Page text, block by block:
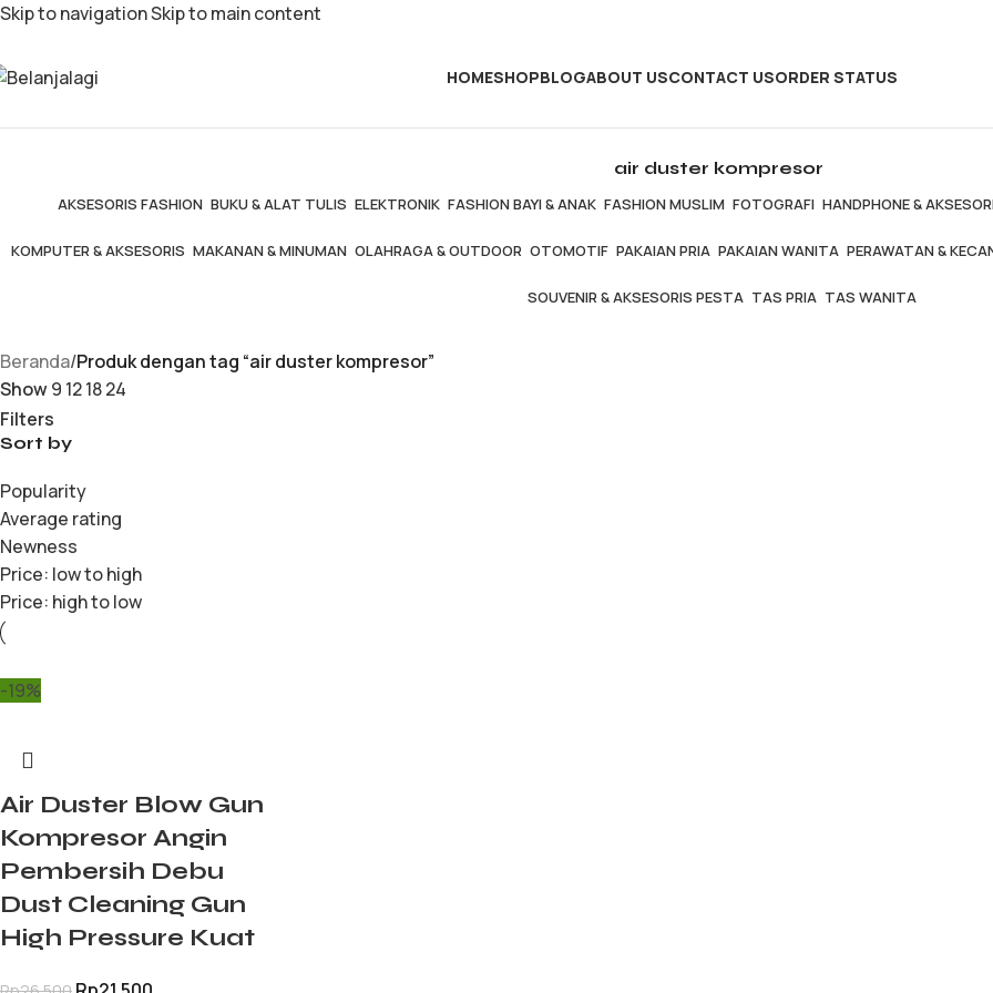
Skip to navigationSkip to main content
HOMESHOPBLOGABOUT USCONTACT USORDER STATUS
air duster kompresor
AKSESORIS FASHION BUKU & ALAT TULIS ELEKTRONIK FASHION BAYI & ANAK FASHION MUSLIM FOTOGRAFI HANDPHONE &
KOMPUTER & AKSESORIS MAKANAN & MINUMAN OLAHRAGA & OUTDOOR OTOMOTIF PAKAIAN PRIA PAKAIAN WANITA PERAWATAN &
SOUVENIR & AKSESORIS PESTA TAS PRIA TAS WANITA
Beranda/Produk dengan tag “air duster kompresor”
Show9 121824
Filters
Sort by
Popularity
Average rating
Newness
Price: low to high
Price: high to low
-19%
Air Duster Blow Gun
Kompresor Angin
Pembersih Debu
Dust Cleaning Gun
High Pressure Kuat